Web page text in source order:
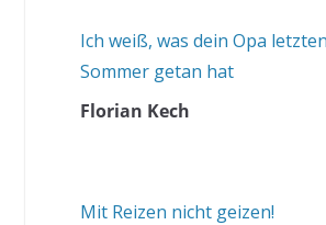
Ich weiß, was dein Opa
Sommer getan hat
Florian Kech
Mit Reizen nicht geizen!